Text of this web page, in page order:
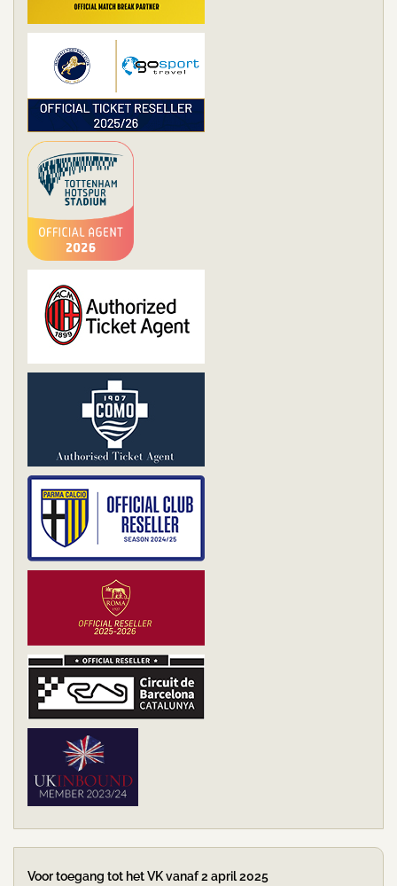
Voor toegang tot het VK vanaf 2 april 2025